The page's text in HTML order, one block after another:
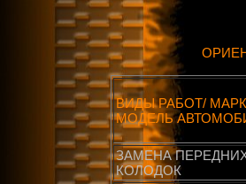
ВИДЫ РАБОТ/
МОДЕЛЬ
ЗАМЕНА
КОЛОДОК